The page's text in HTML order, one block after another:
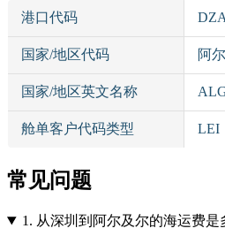
港口代码
国家/地区代码 阿
国家/地区英文名称
舱单客户代码类型 LEI
常见问题
1. 从深圳到阿尔及尔的海运费是